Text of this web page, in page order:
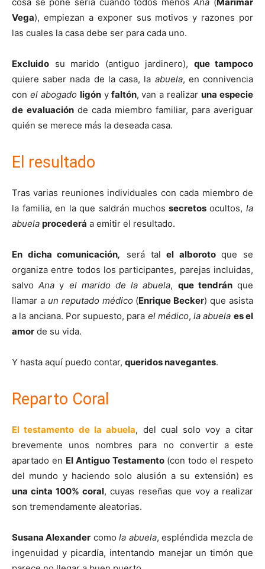
Vega), empiezan a exponer sus motivos y razones por
las cuales la casa debe ser para cada uno.
Excluido su marido (antiguo jardinero), que tampoco
quiere saber nada de la casa, la abuela, en connivencia
con el abogado ligónyfaltón, van a realizaruna especie
de evaluación de cada miembro familiar, para averiguar
quién se merece más la deseada casa.
El resultado
Tras varias reuniones individuales con cada miembro de
la familia, en la que saldrán muchos secretosocultos,la
abuela procederá a emitir el resultado.
En dicha comunicación, será talel alborotoque se
organiza entre todos los participantes, parejas incluidas,
salvo Ana y el marido de la abuela, que tendránque
llamar aun reputado médico(Enrique Becker) que asista
a la anciana. Por supuesto, para el médico,la abuela es el
amor de su vida.
Y hasta aquí puedo contar, queridos navegantes.
Reparto Coral
El testamento de la abuela, del cual solo voy a citar
brevemente unos nombres para no convertir a este
apartado en El Antiguo Testamento(con todo el respeto
del mundo y haciendo solo alusión a su extensión) es
una cinta 100% coral, cuyas reseñas que voy a realizar
son tremendamente aleatorias.
Susana Alexander comola abuela, espléndida mezcla de
ingenuidad y picardía, intentando manejar un timón que